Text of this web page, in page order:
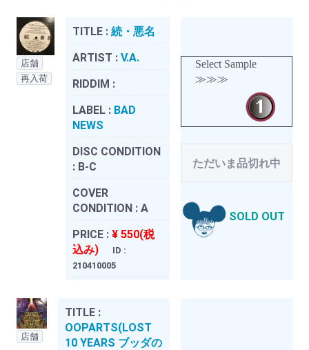
店舗
再入荷
TITLE : 続・悪名
ARTIST : V.A.
RIDDIM :
LABEL : BAD
NEWS
DISC CONDITION
: B-C
COVER
CONDITION : A
PRICE : ¥ 550(税
込み)
ID :
210410005
Select Sample
≫≫≫
ただいま品切れ中
SOLD OUT
店舗
TITLE :
OOPARTS(LOST
10 YEARS ブッダの